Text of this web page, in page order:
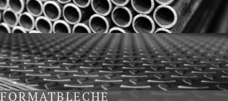
FORMATBLECHE